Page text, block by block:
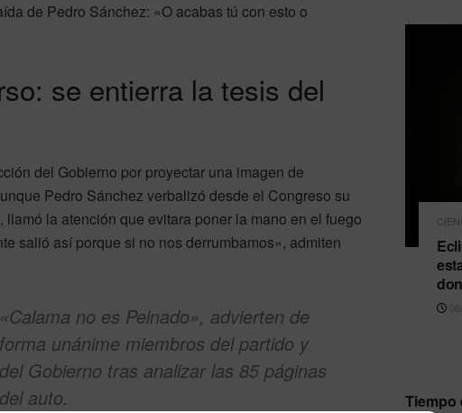
de Pedro Sánchez: «O acabas tú con esto o
se entierra la tesis del
del Gobierno por proyectar una imagen de
Pedro Sánchez verbalizó desde el Congreso su
la atención que evitara poner la mano en el fuego
salió así porque si no nos derrumbamos», admiten
«Calama no es Peinado», advierten de
forma unánime miembros del partido y
del Gobierno tras analizar las 85 páginas
del auto.
Tiempo